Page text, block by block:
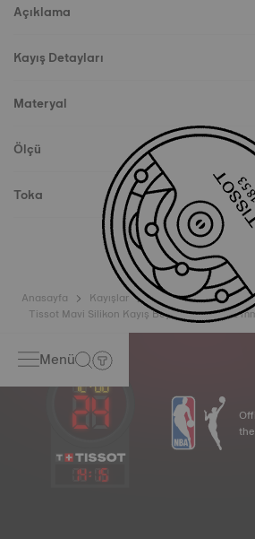
Açıklama
Kayış Detayları
Materyal
Ölçü
Toka
Anasayfa
Kayışlar
Tissot Mavi Silikon Kayış Boynuz Aralığı 22
Menü
14: 15